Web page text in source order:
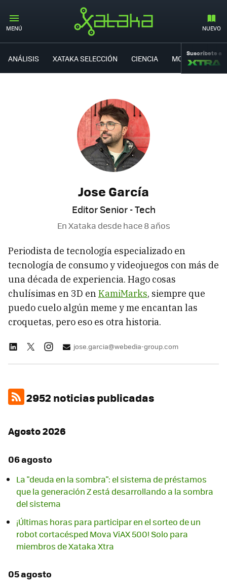
MENÚ NUEVO
ANÁLISIS XATAKA SELECCIÓN CIENCIA MOVILIDAD
Suscríbete a
Jose García
Editor Senior - Tech
En Xataka desdehace 8 años
Periodista de tecnología especializado en
tecnología de consumo y videojuegos con más de
una década de experiencia. Hago cosas
chulísimas en 3D en KamiMarks, siempre que
puedo cuelo algún meme y me encantan las
croquetas, pero eso es otra historia.
jose.garcia@webedia-group.com
2952 noticias publicadas
Agosto 2026
06 agosto
La "deuda en la sombra": el sistema de préstamos
que la generación Z está desarrollando a la sombra
del sistema
¡Últimas horas para participar en el sorteo de un
robot cortacésped Mova ViAX 500! Solo para
miembros de Xataka Xtra
05 agosto